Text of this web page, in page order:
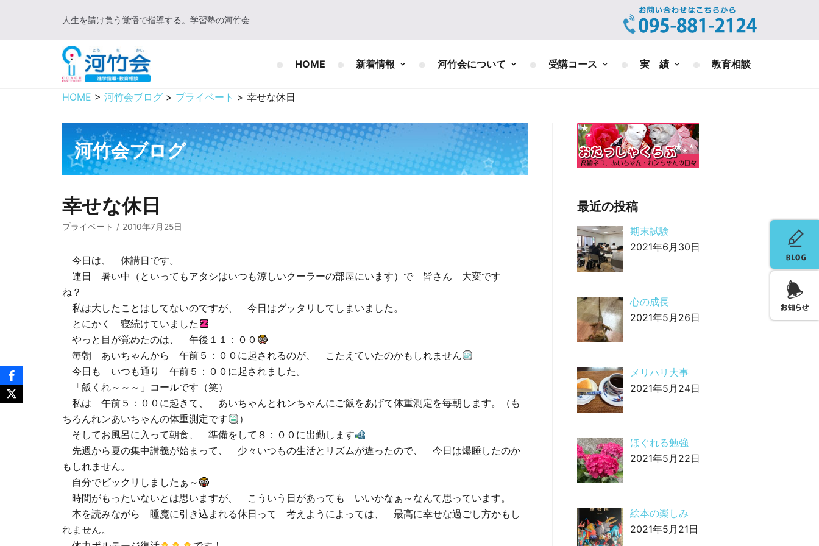
人生を請け負う覚悟で指導する。学習塾の河竹会
HOME 新着情報 河竹会について 受講コース 実 績 教育相談
HOME > 河竹会ブログ > プライベート > 幸せな休日
河竹会ブログ
幸せな休日
プライベート 2010年7月25日
今日は、 休講日です。
連日 暑い中（といってもアタシはいつも涼しいクーラーの部屋にいます）で 皆さん 大変です
ね？
私は大したことはしてないのですが、 今日はグッタリしてしまいました。
とにかく 寝続けていました
やっと目が覚めたのは、 午後１１：００
毎朝 あいちゃんから 午前５：００に起されるのが、 こたえていたのかもしれません
今日も いつも通り 午前５：００に起されました。
「飯くれ～～～」コールです（笑）
私は 午前５：００に起きて、 あいちゃんとれンちゃんにご飯をあげて体重測定を毎朝します。（も
ちろんれンあいちゃんの体重測定です
）
そしてお風呂に入って朝食、 準備をして８：００に出勤します
先週から夏の集中講義が始まって、 少々いつもの生活とリズムが違ったので、 今日は爆睡したのか
もしれません。
自分でビックリしましたぁ～
時間がもったいないとは思いますが、 こういう日があっても いいかなぁ～なんて思っています。
本を読みながら 睡魔に引き込まれる休日って 考えようによっては、 最高に幸せな過ごし方かもし
れません。
最近の投稿
期末試験
2021年6月30日
心の成長
2021年5月26日
メリハリ大事
2021年5月24日
ほぐれる勉強
2021年5月22日
絵本の楽しみ
2021年5月21日